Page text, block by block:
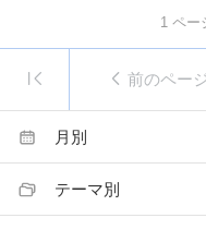
1 ペー
前のペー
月別
テーマ別